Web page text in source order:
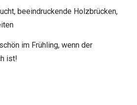
beeindruckende Holzbrücken,
im Frühling, wenn der
ist!